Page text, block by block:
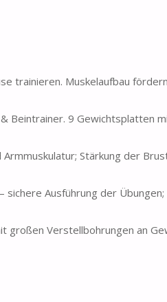
trainieren. Muskelaufbau
9 Gewichtsplatten
Stärkung der
Ausführung der
großen Verstellbohrungen an